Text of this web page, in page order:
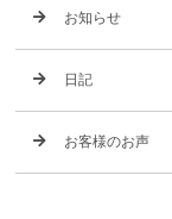
お知らせ
日記
お客様のお声